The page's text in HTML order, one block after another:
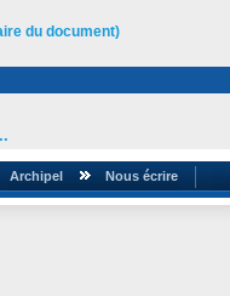
du document)
Archipel Nous écrire